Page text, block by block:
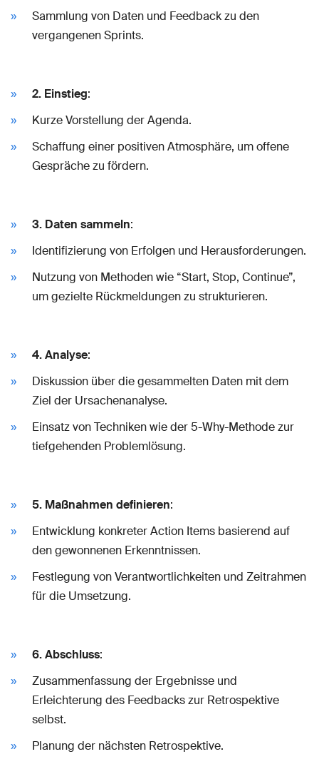
Sammlung von Daten und Feedback zu den
vergangenen Sprints.
2. Einstieg:
Kurze Vorstellung der Agenda.
Schaffung einer positiven Atmosphäre, um offene
Gespräche zu fördern.
3. Daten sammeln:
Identifizierung von Erfolgen und Herausforderungen.
Nutzung von Methoden wie “Start, Stop, Continue”,
um gezielte Rückmeldungen zu strukturieren.
4. Analyse:
Diskussion über die gesammelten Daten mit dem
Ziel der Ursachenanalyse.
Einsatz von Techniken wie der 5-Why-Methode zur
tiefgehenden Problemlösung.
5. Maßnahmen definieren:
Entwicklung konkreter Action Items basierend auf
den gewonnenen Erkenntnissen.
Festlegung von Verantwortlichkeiten und Zeitrahmen
für die Umsetzung.
6. Abschluss:
Zusammenfassung der Ergebnisse und
Erleichterung des Feedbacks zur Retrospektive
selbst.
Planung der nächsten Retrospektive.